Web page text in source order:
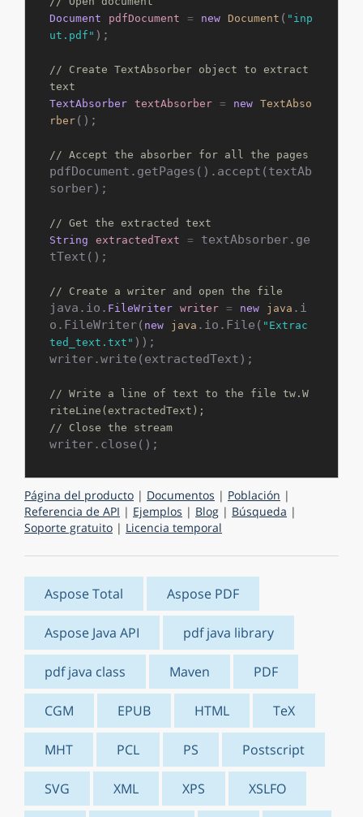
Document
pdfDocument = new Document ( "inp
ut.pdf" );
// Create TextAbsorber object to extract
text
TextAbsorber textAbsorber = new TextAbso
rber ();
// Accept the absorber for all the pages
pdfDocument.getPages().accept(textAb
sorber);
// Get the extracted text
String
extractedText =
textAbsorber.ge
tText();
// Create a writer and open the file
java.io. FileWriter writer = new java .i
o.FileWriter( new java .io.File( "Extrac
ted_text.txt" ));
writer.write(extractedText);
// Write a line of text to the file tw.W
riteLine(extractedText);
// Close the stream
Página del producto | Documentos | Población |
Referencia de API | Ejemplos | Blog | Búsqueda |
Soporte gratuito | Licencia temporal
Aspose Total Aspose PDF
Aspose Java API pdf java library
pdf java class Maven PDF
CGM EPUB HTML TeX
MHT PCL PS Postscript
SVG XML XPS XSLFO